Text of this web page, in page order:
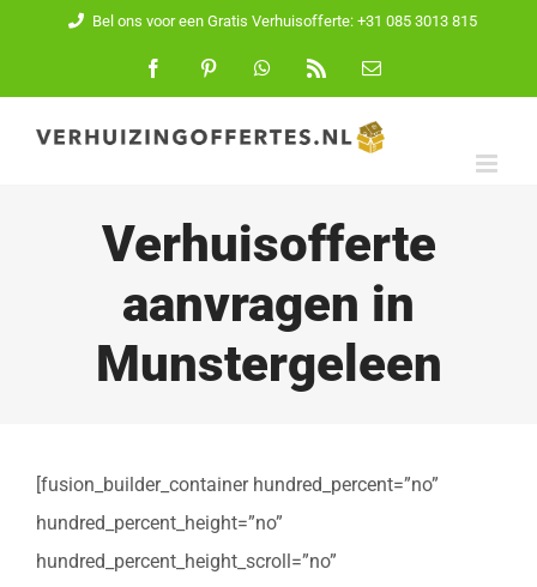
inhoud
Bel ons voor een Gratis Verhuisofferte: +31 085 3013 815
FacebookPinterest WhatsApp
E-
Verhuisofferte
aanvragen in
Munstergeleen
[fusion_builder_container hundred_percent=”no”
hundred_percent_height=”no”
hundred_percent_height_scroll=”no”